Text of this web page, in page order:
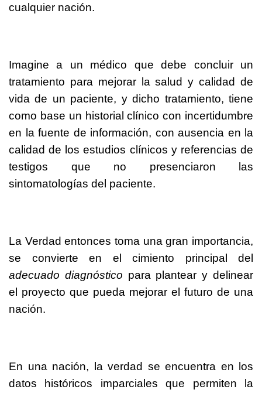
cualquier nación.
Imagine a un médico que debe concluir un
tratamiento para mejorar la salud y calidad de
vida de un paciente, y dicho tratamiento, tiene
como base un historial clínico con incertidumbre
en la fuente de información, con ausencia en la
calidad de los estudios clínicos y referencias de
testigos que no presenciaron las
sintomatologías del paciente.
La Verdad entonces toma una gran importancia,
se convierte en el cimiento principal del
adecuado diagnóstico para plantear y delinear
el proyecto que pueda mejorar el futuro de una
nación.
En una nación, la verdad se encuentra en los
datos históricos imparciales que permiten la